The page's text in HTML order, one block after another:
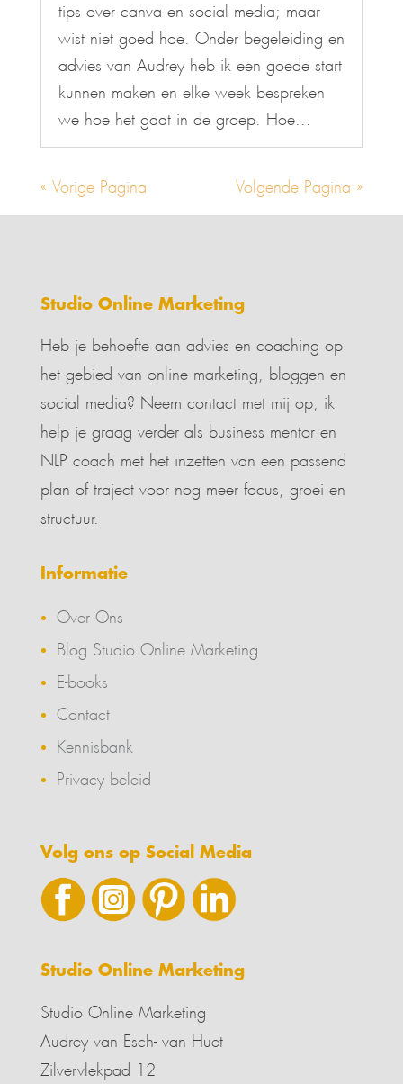
tips over canva en social media; maar
wist niet goed hoe. Onder begeleiding en
advies van Audrey heb ik een goede start
kunnen maken en elke week bespreken
we hoe het gaat in de groep. Hoe...
« Vorige Pagina Volgende Pagina »
Studio Online Marketing
Heb je behoefte aan advies en coaching op
het gebied van online marketing, bloggen en
social media? Neem contact met mij op, ik
help je graag verder als business mentor en
NLP coach met het inzetten van een passend
plan of traject voor nog meer focus, groei en
structuur.
Informatie
Over Ons
Blog Studio Online Marketing
E-books
Contact
Kennisbank
Privacy beleid
Volg ons op Social Media
Studio Online Marketing
Studio Online Marketing
Audrey van Esch- van Huet
Zilvervlekpad 12